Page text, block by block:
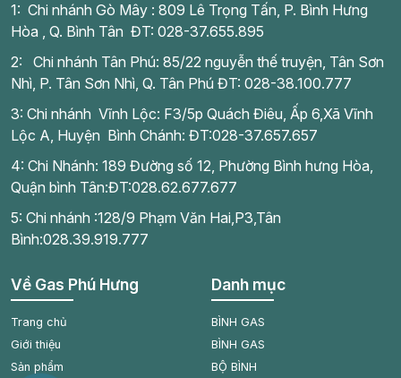
1: Chi nhánh Gò Mây : 809 Lê Trọng Tấn, P. Bình Hưng
Hòa , Q. Bình Tân ĐT: 028-37.655.895
2: Chi nhánh Tân Phú: 85/22 nguyễn thế truyện, Tân Sơn
Nhì, P. Tân Sơn Nhì, Q. Tân Phú ĐT: 028-38.100.777
3: Chi nhánh Vĩnh Lộc: F3/5p Quách Điêu, Ấp 6,Xã Vĩnh
Lộc A, Huyện Bình Chánh: ĐT:028-37.657.657
4: Chi Nhánh: 189 Đường số 12, Phường Bình hưng Hòa,
Quận bình Tân:ĐT:028.62.677.677
5: Chi nhánh :128/9 Phạm Văn Hai,P3,Tân
Bình:028.39.919.777
Về Gas Phú Hưng
Trang chủ
Giới thiệu
Sản phẩm
Danh mục
BÌNH GAS
BÌNH GAS
BỘ BÌNH